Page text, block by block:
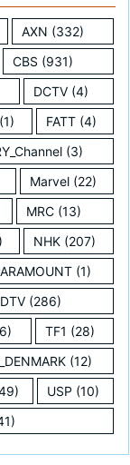
AXN (332)
CBS (931)
DCTV (4)
(1) FATT(4)
(3)
Marvel(22)
MRC (13)
NHK (207)
(1)
(286)
TF1 (28)
(12)
USP (10)